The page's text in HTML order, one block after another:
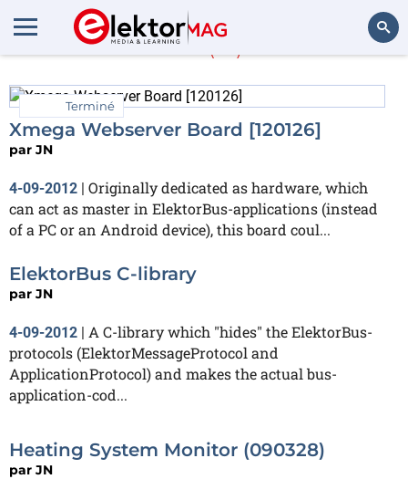
JN(15)
Terminé
Xmega Webserver Board [120126]
par JN
4-09-2012 | Originally dedicated as hardware, which
can act as master in ElektorBus-applications (instead
of a PC or an Android device), this board coul...
ElektorBus C-library
par JN
4-09-2012 | A C-library which "hides" the ElektorBus-
protocols (ElektorMessageProtocol and
ApplicationProtocol) and makes the actual bus-
application-cod...
Heating System Monitor (090328)
par JN